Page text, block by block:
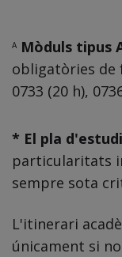
A Mòduls tipus
obligatòries de
0733 (20 h),
* El pla
particularitats
sempre sota
L'itinerari
únicament si